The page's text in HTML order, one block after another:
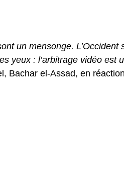
un mensonge. L’Occident
yeux : l’arbitrage vidéo est
Bachar el-Assad, en